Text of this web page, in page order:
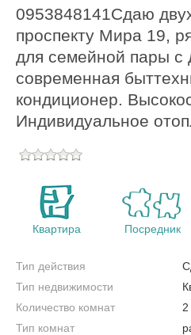
0953848141Сдаю
проспекту Мира 19,
для семейной пары с
современная
кондиционер.
Индивидуальное
Квартира Посредник
Тип действия
Тип недвижимости
Количество комнат
2
Тип комнат